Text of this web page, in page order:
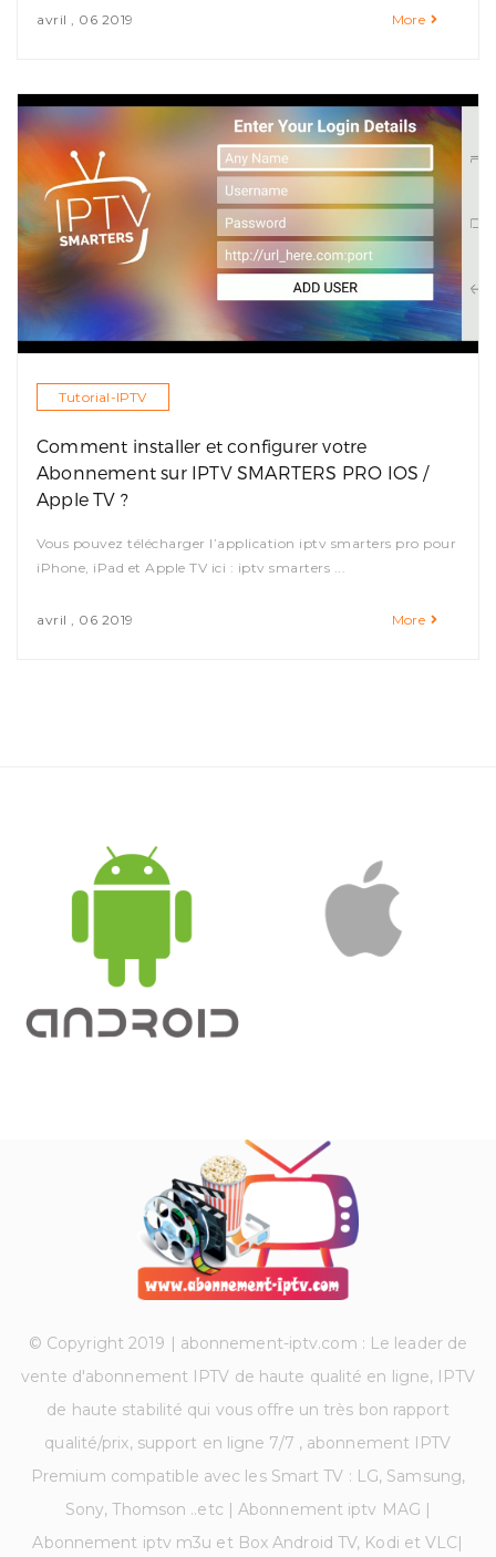
avril , 06 2019 More
Tutorial-IPTV
Comment installer et configurer votre
Abonnement sur IPTV SMARTERS PRO IOS /
Apple TV ?
Vous pouvez télécharger l’application iptv smarters pro pour
iPhone, iPad et Apple TV ici : iptv smarters ...
avril , 06 2019 More
© Copyright 2019 | abonnement-iptv.com : Le leader de
vente d'abonnement IPTV de haute qualité en ligne, IPTV
de haute stabilité qui vous offre un très bon rapport
qualité/prix, support en ligne 7/7 , abonnement IPTV
Premium compatible avec les Smart TV : LG, Samsung,
Sony, Thomson ..etc | Abonnement iptv MAG |
Abonnement iptv m3u et Box Android TV, Kodi et VLC|